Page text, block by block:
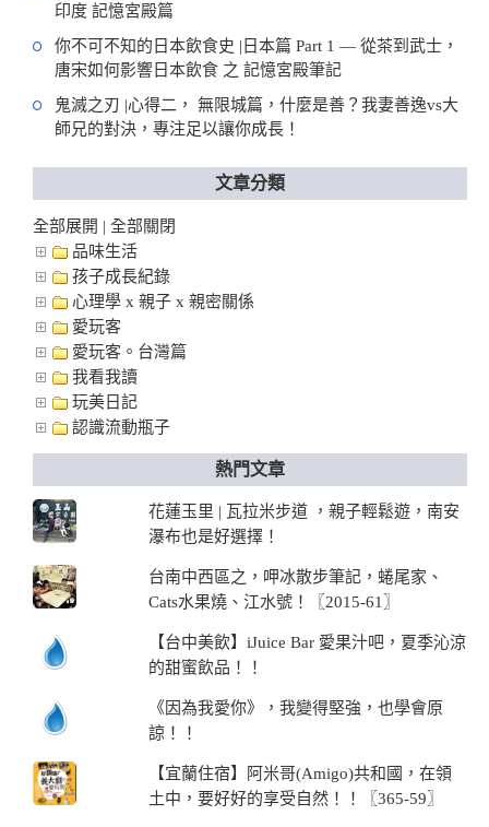
印度 記憶宮殿篇
你不可不知的日本飲食史 |日本篇 Part 1 — 從茶到武士，
唐宋如何影響日本飲食 之 記憶宮殿筆記
鬼滅之刃 |心得二， 無限城篇，什麼是善？我妻善逸vs大
師兄的對決，專注足以讓你成長！
文章分類
全部展開 | 全部關閉
品味生活
孩子成長紀錄
心理學 x 親子 x 親密關係
愛玩客
愛玩客。台灣篇
我看我讀
玩美日記
認識流動瓶子
熱門文章
花蓮玉里 | 瓦拉米步道 ，親子輕鬆遊，南安
瀑布也是好選擇！
台南中西區之，呷冰散步筆記，蜷尾家、
Cats水果燒、江水號！〖2015-61〗
【台中美飲】iJuice Bar 愛果汁吧，夏季沁涼
的甜蜜飲品！！
《因為我愛你》，我變得堅強，也學會原
諒！！
【宜蘭住宿】阿米哥(Amigo)共和國，在領
土中，要好好的享受自然！！〖365-59〗